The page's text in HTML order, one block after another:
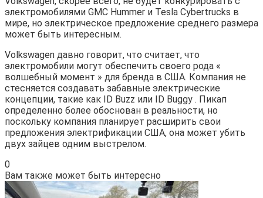
электромобилями GMC Hummer и Tesla Cybertrucks в
мире, но электрическое предложение среднего размера
может быть интересным.
Volkswagen давно говорит, что считает, что
электромобили могут обеспечить своего рода «
волшебный момент » для бренда в США. Компания не
стесняется создавать забавные электрические
концепции, такие как ID Buzz или ID Buggy . Пикап
определенно более обоснован в реальности, но
поскольку компания планирует расширить свои
предложения электрификации США, она может убить
двух зайцев одним выстрелом.
0
Вам также может быть интересно